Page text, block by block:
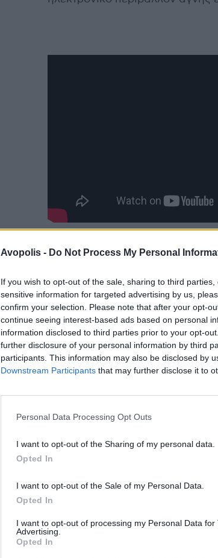
Avopolis - Do Not Process My Personal
If you wish to opt-out of the sale, sharing to third
sensitive information for targeted advertising by us,
confirm your selection. Please note that after your opt-
continue seeing interest-based ads based on personal
information disclosed to third parties prior to your opt-
further disclosure of your personal information by third
participants. This information may also be disclosed by
Downstream Participants that may further disclose it to
Personal Data Processing Opt Outs
I want to opt-out of the Sharing of my personal data.
Opted In
I want to opt-out of the Sale of my Personal Data.
Opted In
I want to opt-out of processing my Personal Data for
Advertising.
Opted In